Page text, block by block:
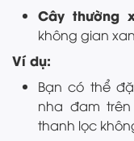
Cây thường
không gian
Ví dụ:
Bạn có thể
nha đam
thanh lọc